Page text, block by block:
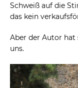
Schweiß auf die
das kein
Aber der Autor hat
uns.